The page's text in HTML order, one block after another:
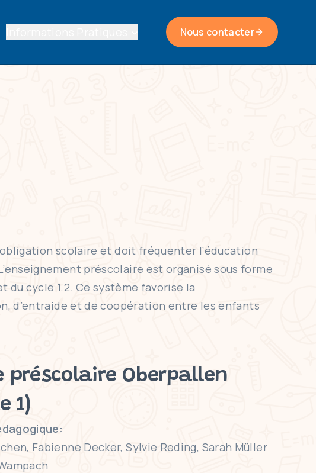
Nous contacter
scolaire et doit fréquenter l’éducation
préscolaire est organisé sous forme
du cycle 1.2. Ce système favorise la
d’entraide et de coopération entre les enfants
préscolaire Oberpallen
1)
Fabienne Decker, Sylvie Reding, Sarah Müller